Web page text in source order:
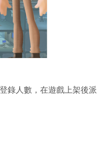
錄人數，在遊戲上架後派